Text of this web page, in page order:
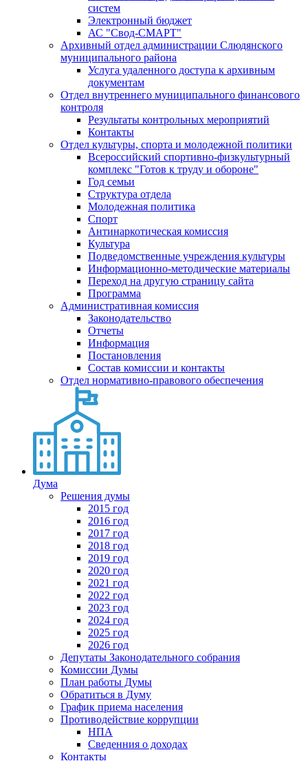
систем
Электронный бюджет
АС "Свод-СМАРТ"
Архивный отдел администрации Слюдянского
муниципального района
Услуга удаленного доступа к архивным
документам
Отдел внутреннего муниципального финансового
контроля
Результаты контрольных мероприятий
Контакты
Отдел культуры, спорта и молодежной политики
Всероссийский спортивно-физкультурный
комплекс "Готов к труду и обороне"
Год семьи
Структура отдела
Молодежная политика
Спорт
Антинаркотическая комиссия
Культура
Подведомственные учреждения культуры
Информационно-методические материалы
Переход на другую страницу сайта
Программа
Административная комиссия
Законодательство
Отчеты
Информация
Постановления
Состав комиссии и контакты
Отдел нормативно-правового обеспечения
Дума
Решения думы
2015 год
2016 год
2017 год
2018 год
2019 год
2020 год
2021 год
2022 год
2023 год
2024 год
2025 год
2026 год
Депутаты Законодательного собрания
Комиссии Думы
План работы Думы
Обратиться в Думу
График приема населения
Противодействие коррупции
НПА
Сведенния о доходах
Контакты